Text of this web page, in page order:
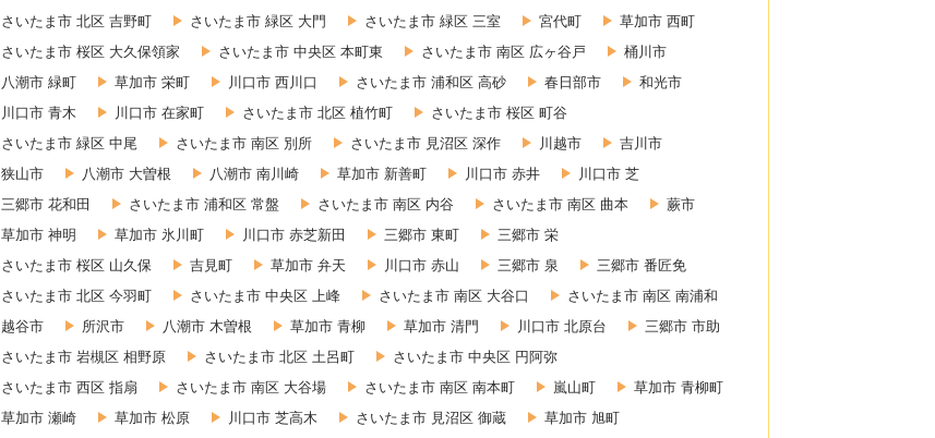
さいたま市 北区 吉野町
さいたま市 緑区 大門 さいたま市 緑区 三室 宮代町
草加市 西町
さいたま市 桜区 大久保領家
さいたま市 中央区 本町東 さいたま市 南区 広ヶ谷戸
桶川市
八潮市 緑町
草加市 栄町 川口市 西川口 さいたま市 浦和区 高砂 春日部市
和光市
川口市 青木
川口市 在家町 さいたま市 北区 植竹町
さいたま市 桜区 町谷
さいたま市 緑区 中尾
さいたま市 南区 別所 さいたま市 見沼区 深作 川越市
吉川市
狭山市
八潮市 大曽根 八潮市 南川崎 草加市 新善町 川口市 赤井
川口市 芝
三郷市 花和田
さいたま市 浦和区 常盤 さいたま市 南区 内谷 さいたま市 南区 曲本
蕨市
草加市 神明
草加市 氷川町 川口市 赤芝新田 三郷市 東町
三郷市 栄
さいたま市 桜区 山久保
吉見町 草加市 弁天 川口市 赤山 三郷市 泉
三郷市 番匠免
さいたま市 北区 今羽町
さいたま市 中央区 上峰 さいたま市 南区 大谷口
さいたま市 南区 南浦和
越谷市
所沢市 八潮市 木曽根 草加市 青柳 草加市 清門 川口市 北原台
三郷市 市助
さいたま市 岩槻区 相野原
さいたま市 北区 土呂町
さいたま市 中央区 円阿弥
さいたま市 西区 指扇
さいたま市 南区 大谷場 さいたま市 南区 南本町 嵐山町
草加市 青柳町
草加市 瀬崎
草加市 松原 川口市 芝高木 さいたま市 見沼区 御蔵
草加市 旭町